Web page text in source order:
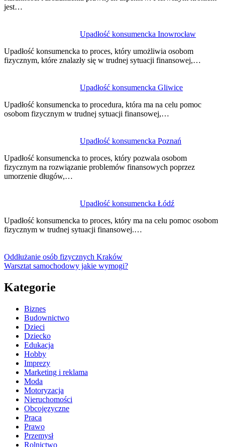
jest…
Upadłość konsumencka Inowrocław
Upadłość konsumencka to proces, który umożliwia osobom
fizycznym, które znalazły się w trudnej sytuacji finansowej,…
Upadłość konsumencka Gliwice
Upadłość konsumencka to procedura, która ma na celu pomoc
osobom fizycznym w trudnej sytuacji finansowej,…
Upadłość konsumencka Poznań
Upadłość konsumencka to proces, który pozwala osobom
fizycznym na rozwiązanie problemów finansowych poprzez
umorzenie długów,…
Upadłość konsumencka Łódź
Upadłość konsumencka to proces, który ma na celu pomoc osobom
fizycznym w trudnej sytuacji finansowej.…
Oddłużanie osób fizycznych Kraków
Warsztat samochodowy jakie wymogi?
Kategorie
Biznes
Budownictwo
Dzieci
Dziecko
Edukacja
Hobby
Imprezy
Marketing i reklama
Moda
Motoryzacja
Nieruchomości
Obcojęzyczne
Praca
Prawo
Przemysł
Rolnictwo